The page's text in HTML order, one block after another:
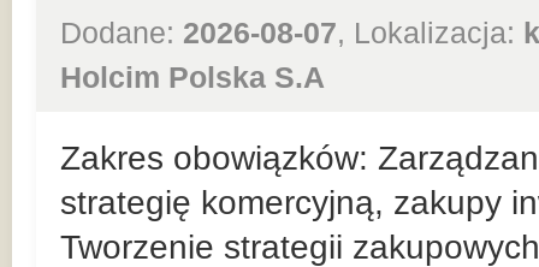
Dodane: 2026-08-07, Lokalizacja:
Holcim Polska S.A
Zakres obowiązków:
strategię komercyjną, zakupy
Tworzenie strategii